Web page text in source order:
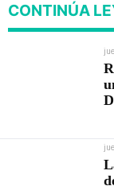
CONTINÚA